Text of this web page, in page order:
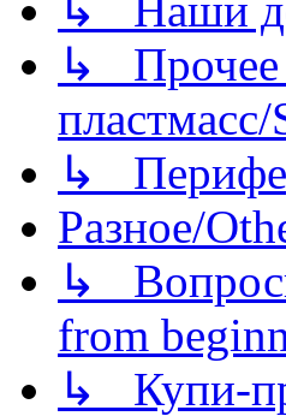
↳ Наши
↳ Прочее
↳
Разное/
↳
from
↳ Купи-